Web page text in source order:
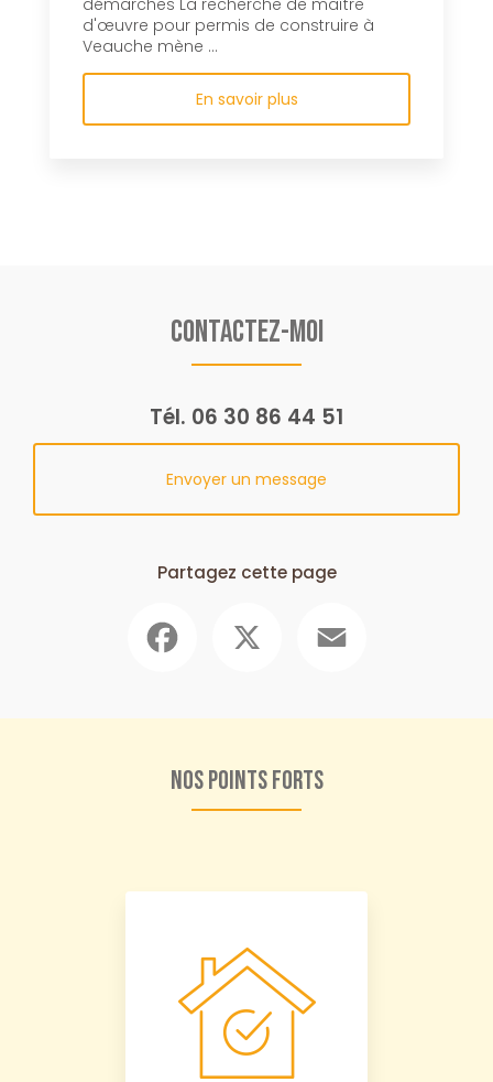
démarches La recherche de maître
d'œuvre pour permis de construire à
Veauche mène ...
En savoir plus
Contactez-moi
Tél. 06 30 86 44 51
Envoyer un message
Partagez cette page
Nos points forts